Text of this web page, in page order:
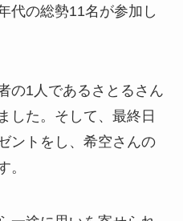
代の総勢11名が参加し
の1人であるさとるさん
した。そして、最終日
ントをし、希空さんの
。